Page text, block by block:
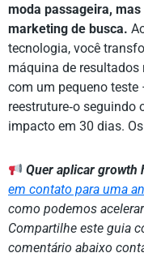
moda passageira,
marketing de busca.
tecnologia, você
máquina de resultados
com um pequeno
reestruture‑o
impacto em 30 dias.
Quer aplicar growth
em contato para uma
como podemos
Compartilhe este guia
comentário abaixo